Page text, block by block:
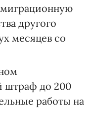
другого
месяцев со
штраф до 200
работы на